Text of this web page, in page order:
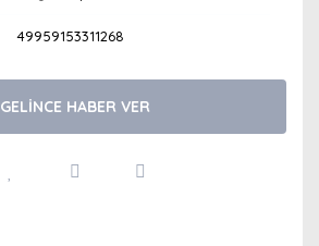
49959153311268
GELİNCE HABER VER